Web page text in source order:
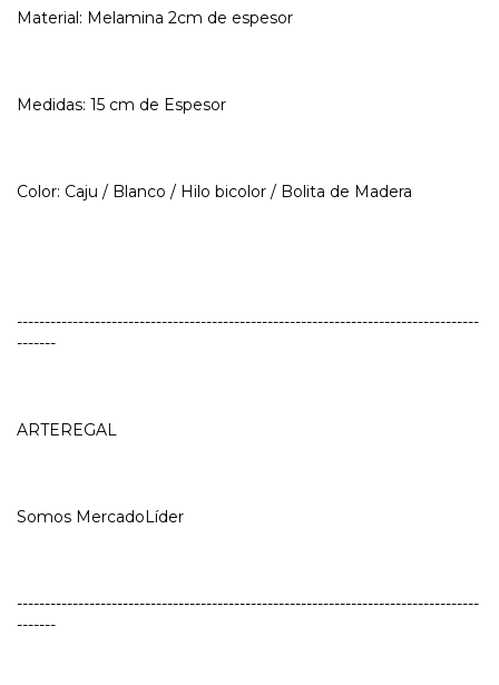
Material: Melamina 2cm de espesor
Medidas: 15 cm de Espesor
Color: Caju / Blanco / Hilo bicolor / Bolita de Madera
-----------------------------------------------------------------------------------
-------
ARTEREGAL
Somos MercadoLíder
-----------------------------------------------------------------------------------
-------